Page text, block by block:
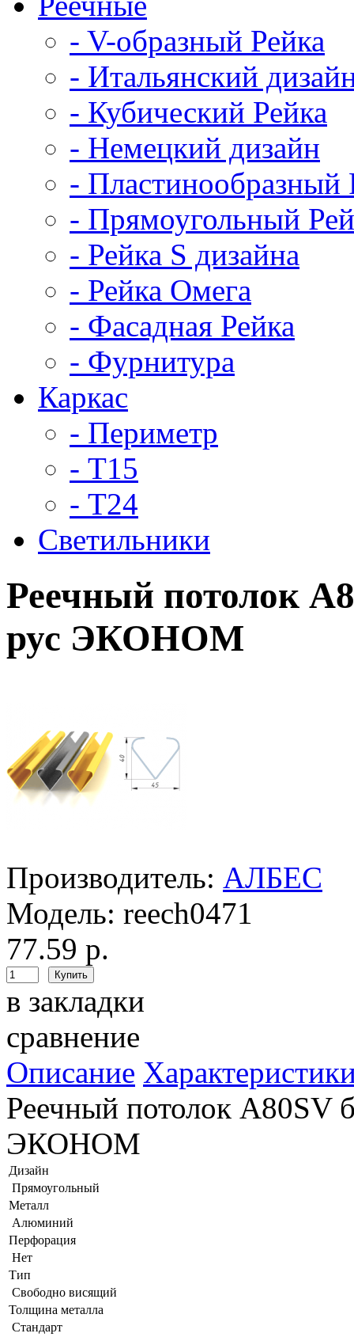
- V-образный Рейка
- Итальянский
- Кубический Рейка
- Немецкий дизайн
- Пластинообразный
- Прямоугольный
- Рейка S дизайна
- Рейка Омега
- Фасадная Рейка
- Фурнитура
Каркас
- Периметр
- Т15
- Т24
Светильники
Реечный потолок
рус ЭКОНОМ
Производитель: АЛБЕС
Модель: reech0471
77.59 р.
в закладки
сравнение
Описание
Реечный потолок A80SV
ЭКОНОМ
Дизайн
Прямоугольный
Металл
Алюминий
Перфорация
Нет
Тип
Свободно висящий
Толщина металла
Стандарт